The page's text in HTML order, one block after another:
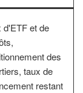
d'ETF et de
des
taux de
restant